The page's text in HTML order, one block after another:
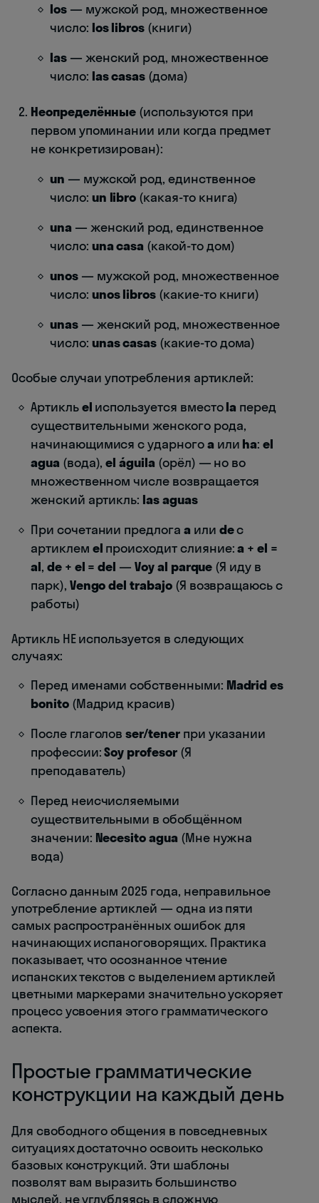
los— мужской род, множественное
число: los libros (книги)
las— женский род, множественное
число: las casas (дома)
Неопределённые (используются при
первом упоминании или когда предмет
не конкретизирован):
un — мужской род, единственное
число: un libro (какая-то книга)
una — женский род, единственное
число: una casa (какой-то дом)
unos— мужской род, множественное
число: unos libros (какие-то книги)
unas— женский род, множественное
число: unas casas (какие-то дома)
Особые случаи употребления артиклей:
Артикльel используется вместоla перед
существительными женского рода,
начинающимися с ударногоa или ha:el
agua (вода),el águila (орёл) — но во
множественном числе возвращается
женский артикль: las aguas
При сочетании предлога a или deс
артиклем el происходит слияние:a + el =
al, de + el = del —Voy al parque (Я иду в
парк), Vengo del trabajo(Я возвращаюсь с
работы)
Артикль НЕ используется в следующих
случаях:
Перед именами собственными: Madrid es
bonito(Мадрид красив)
После глаголовser/tenerпри указании
профессии:Soy profesor(Я
преподаватель)
Перед неисчисляемыми
существительными в обобщённом
значении: Necesito agua (Мне нужна
вода)
Согласно данным 2025 года, неправильное
употребление артиклей — одна из пяти
самых распространённых ошибок для
начинающих испаноговорящих. Практика
показывает, что осознанное чтение
испанских текстов с выделением артиклей
цветными маркерами значительно ускоряет
процесс усвоения этого грамматического
аспекта.
Простые грамматические
конструкции на каждый день
Для свободного общения в повседневных
ситуациях достаточно освоить несколько
базовых конструкций. Эти шаблоны
позволят вам выразить большинство
мыслей, не углубляясь в сложную